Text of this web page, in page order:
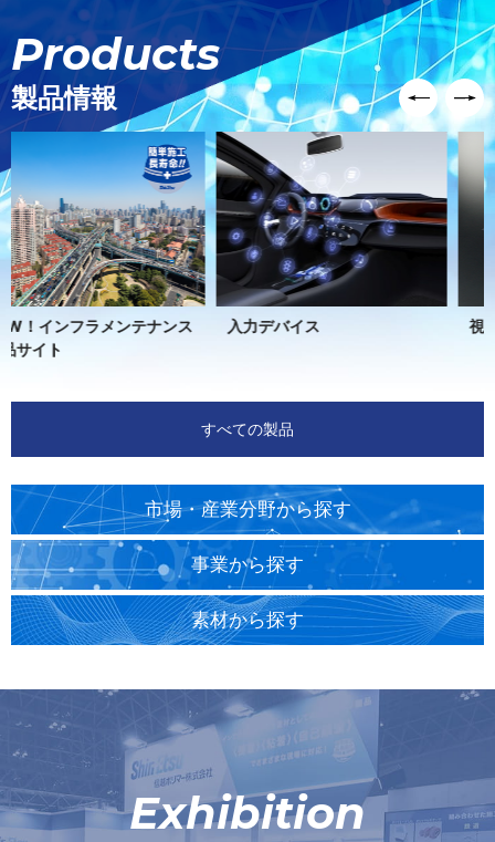
Products
製品情報
入力デバイス 視野範囲／光路制御フィルム
すべての製品
市場・産業分野から探す
事業から探す
素材から探す
Exhibition